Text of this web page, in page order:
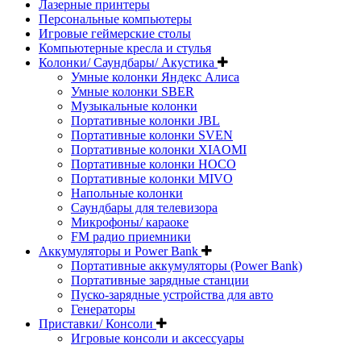
Лазерные принтеры
Персональные компьютеры
Игровые геймерские столы
Компьютерные кресла и стулья
Колонки/ Саундбары/ Акустика
Умные колонки Яндекс Алиса
Умные колонки SBER
Музыкальные колонки
Портативные колонки JBL
Портативные колонки SVEN
Портативные колонки XIAOMI
Портативные колонки HOCO
Портативные колонки MIVO
Напольные колонки
Саундбары для телевизора
Микрофоны/ караоке
FM радио приемники
Аккумуляторы и Power Bank
Портативные аккумуляторы (Power Bank)
Портативные зарядные станции
Пуско-зарядные устройства для авто
Генераторы
Приставки/ Консоли
Игровые консоли и аксессуары